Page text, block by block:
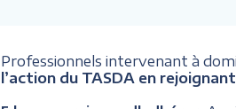
Professionnels intervenant à
l’action du TASDA en